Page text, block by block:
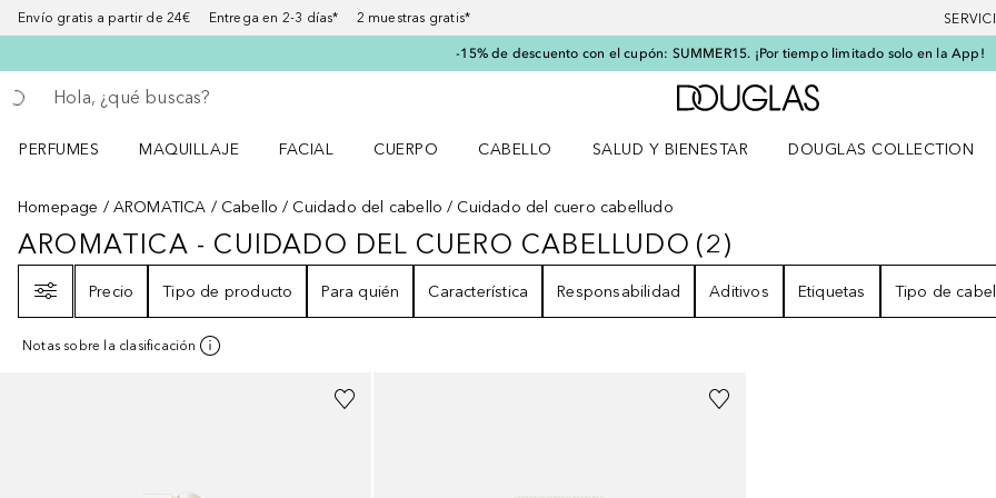
Envío gratis a partir de 24€ Entrega en 2-3 días* 2 muestras gratis*
-15% de descuento con el cupón: SUMMER15. ¡Por tiempo limitado solo en la App!
Regresar
Ejecutar búsqueda
A Douglas Home
PERFUMES
MAQUILLAJE
FACIAL
CUERPO
CABELLO
SALUD Y BIENESTAR
DOUGLAS COLLECTION
Homepage
AROMATICA Cabello Cuidado del cabello Cuidado del cuero cabelludo
AROMATICA - CUIDADO DEL CUERO CABELLUDO2
AROMATICA - CUIDADO DEL CUERO CABELLUDO (2)
Precio
Tipo de producto Para quién Característica Responsabilidad Aditivos Etiquetas Tipo de
Notas sobre la clasificación